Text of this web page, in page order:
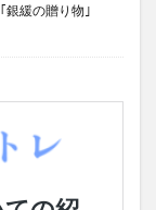
銀緩の贈り物｣